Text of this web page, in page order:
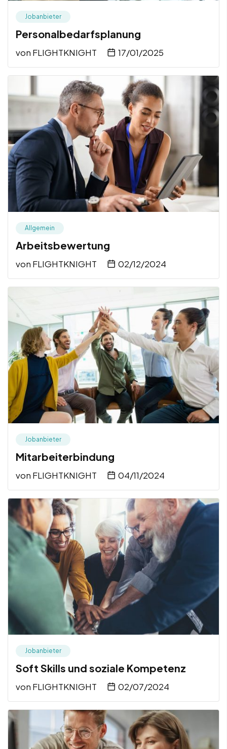
Jobanbieter
Personalbedarfsplanung
von FLIGHTKNIGHT 17/01/2025
Allgemein
Arbeitsbewertung
von FLIGHTKNIGHT 02/12/2024
Jobanbieter
Mitarbeiterbindung
von FLIGHTKNIGHT 04/11/2024
Jobanbieter
Soft Skills und soziale Kompetenz
von FLIGHTKNIGHT 02/07/2024